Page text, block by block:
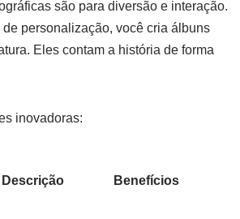
são para diversão e interação.
personalização, você cria álbuns
Eles contam a história de forma
inovadoras:
Descrição Benefícios